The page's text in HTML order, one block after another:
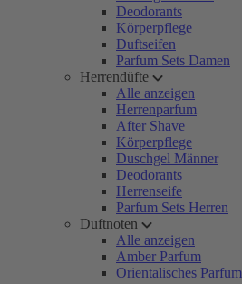
Deodorants
Körperpflege
Duftseifen
Parfum Sets Damen
Herrendüfte
Alle anzeigen
Herrenparfum
After Shave
Körperpflege
Duschgel Männer
Deodorants
Herrenseife
Parfum Sets Herren
Duftnoten
Alle anzeigen
Amber Parfum
Orientalisches Parfum